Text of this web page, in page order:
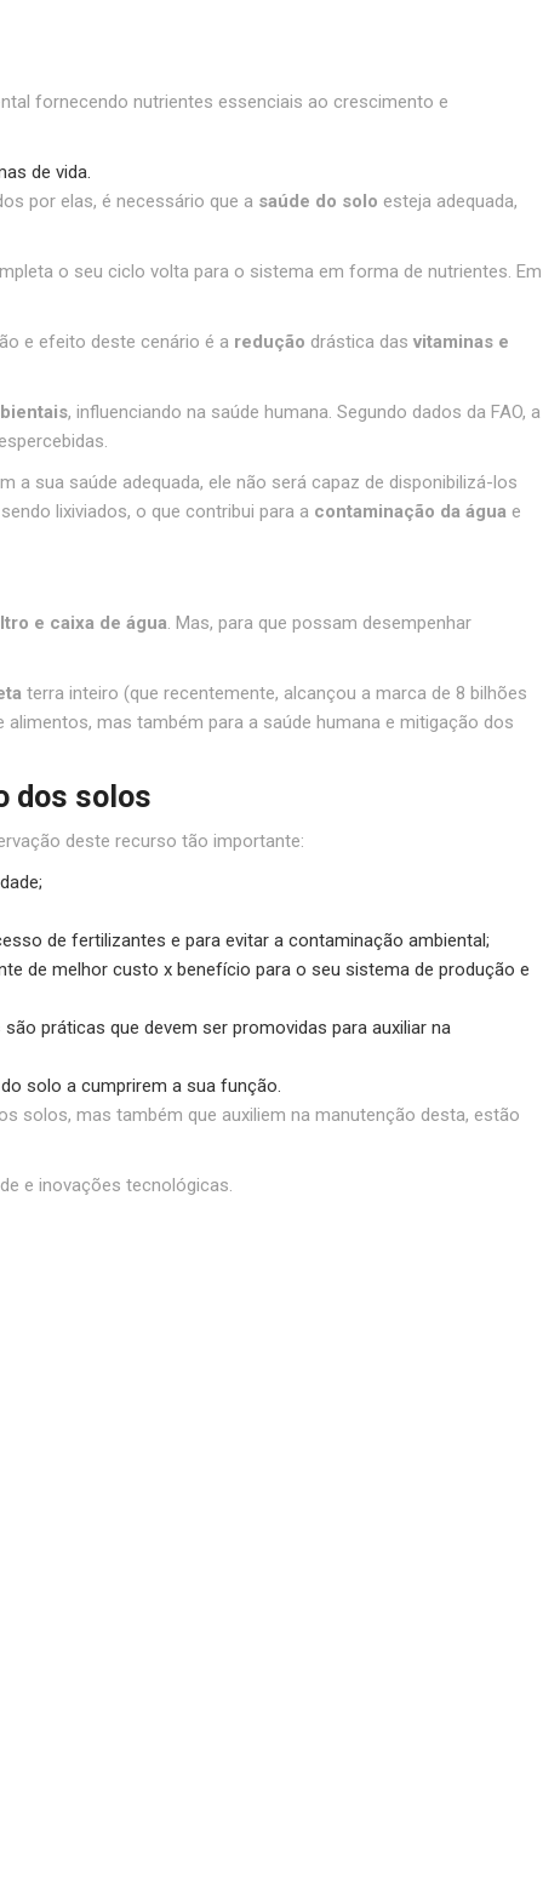
fornecendo nutrientes essenciais ao crescimento e
de vida.
por elas, é necessário que a saúde do solo esteja adequada,
o seu ciclo volta para o sistema em forma de nutrientes. Em
e efeito deste cenário é a redução drástica das vitaminas e
, influenciando na saúde humana. Segundo dados da FAO, a
sua saúde adequada, ele não será capaz de disponibilizá-los
lixiviados, o que contribui para a contaminação da água e
e caixa de água. Mas, para que possam desempenhar
terra inteiro (que recentemente, alcançou a marca de 8 bilhões
mas também para a saúde humana e mitigação dos
dos solos
deste recurso tão importante:
de fertilizantes e para evitar a contaminação ambiental;
de melhor custo x benefício para o seu sistema de produção e
práticas que devem ser promovidas para auxiliar na
solo a cumprirem a sua função.
solos, mas também que auxiliem na manutenção desta, estão
e inovações tecnológicas.